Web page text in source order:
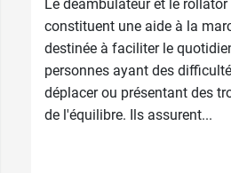
Le déambulateur et le rollator
constituent une aide à la
destinée à faciliter le
personnes ayant des
déplacer ou présentant des
de l'équilibre. Ils assurent...